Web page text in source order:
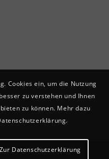
Cookies ein, um die Nutzung
zu verstehen und Ihnen
zu können. Mehr dazu
Zur Datenschutzerklärung